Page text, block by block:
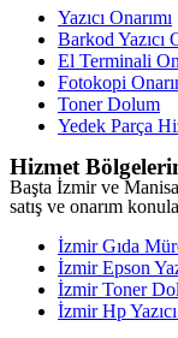
Yazıcı Onarımı
Barkod Yazıcı
El Terminali
Fotokopi
Toner Dolum
Yedek Parça
Hizmet
Başta İzmir ve
satış ve onarım
İzmir Gıda
İzmir Epson
İzmir Toner
İzmir Hp